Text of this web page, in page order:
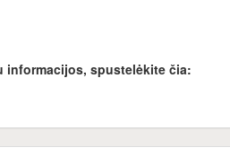
informacijos, spustelėkite čia: